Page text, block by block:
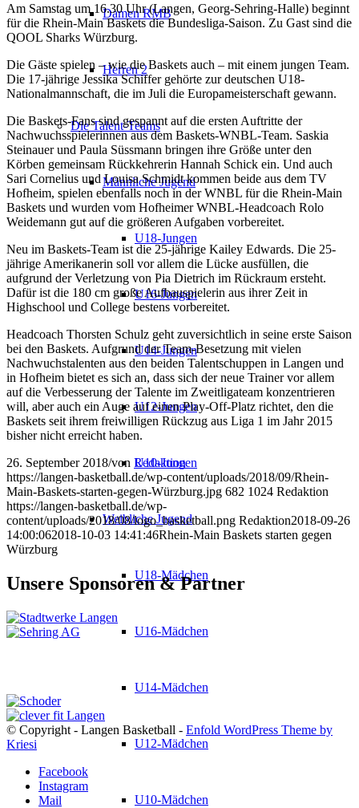
Damen RMB
Herren 2
Die Talent-Teams
Männliche Jugend
U18-Jungen
U16-Jungen
U14-Jungen
U12-Jungen
U10-Jungen
Weibliche Jugend
U18-Mädchen
U16-Mädchen
U14-Mädchen
U12-Mädchen
U10-Mädchen
Am Samstag um 16.30 Uhr (Langen, Georg-Sehring-Halle) beginnt
für die Rhein-Main Baskets die Bundesliga-Saison. Zu Gast sind die
QOOL Sharks Würzburg.
Die Gäste spielen – wie die Baskets auch – mit einem jungen Team.
Die 17-jährige Jessika Schiffer gehörte zur deutschen U18-
Nationalmannschaft, die im Juli die Europameisterschaft gewann.
Die Baskets-Fans sind gespannt auf die ersten Auftritte der
Nachwuchsspielerinnen aus dem Baskets-WNBL-Team. Saskia
Steinauer und Paula Süssmann bringen ihre Größe unter den
Körben gemeinsam Rückkehrerin Hannah Schick ein. Und auch
Sari Cornelius und Louisa Schmidt kommen beide aus dem TV
Hofheim, spielen ebenfalls noch in der WNBL für die Rhein-Main
Baskets und wurden vom Hofheimer WNBL-Headcoach Rolo
Weidemann gut auf die größeren Aufgaben vorbereitet.
Neu im Baskets-Team ist die 25-jährige Kailey Edwards. Die 25-
jährige Amerikanerin soll vor allem die Lücke ausfüllen, die
aufgrund der Verletzung von Pia Dietrich im Rückraum ersteht.
Dafür ist die 180 cm große Aufbauspielerin aus ihrer Zeit in
Highschool und College bestens vorbereitet.
Headcoach Thorsten Schulz geht zuversichtlich in seine erste Saison
bei den Baskets. Aufgrund der Team-Besetzung mit vielen
Nachwuchstalenten aus den beiden Talentschuppen in Langen und
in Hofheim bietet es sich an, dass sich der neue Trainer vor allem
auf die Verbesserung der Talente im Zweitligateam konzentrieren
will, aber auch ein Auge auf einen Play-Off-Platz richtet, den die
Baskets seit ihrem freiwilligen Rückzug aus Liga 1 im Jahr 2015
bisher nicht erreicht haben.
26. September 2018/von Redaktion
https://langen-basketball.de/wp-content/uploads/2018/09/Rhein-
Main-Baskets-starten-gegen-Würzburg.jpg 682 1024 Redaktion
https://langen-basketball.de/wp-
content/uploads/2018/08/logo_basketball.png Redaktion2018-09-26
14:00:062018-10-03 14:41:46Rhein-Main Baskets starten gegen
Würzburg
Unsere Sponsoren & Partner
© Copyright - Langen Basketball - Enfold WordPress Theme by
Kriesi
Facebook
Instagram
Mail